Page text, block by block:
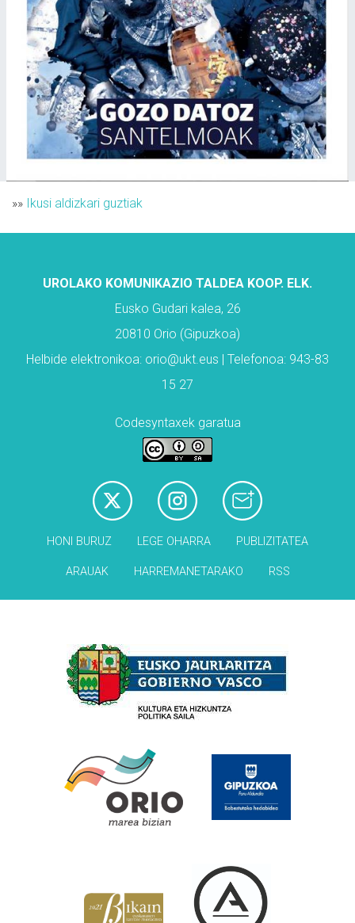
»» Ikusi aldizkari guztiak
UROLAKO KOMUNIKAZIO TALDEA KOOP. ELK.
Eusko Gudari kalea, 26
20810 Orio (Gipuzkoa)
Helbide elektronikoa: orio@ukt.eus | Telefonoa: 943-83
15 27
Codesyntaxek garatua
HONI BURUZ LEGE OHARRA PUBLIZITATEA
ARAUAK HARREMANETARAKO RSS